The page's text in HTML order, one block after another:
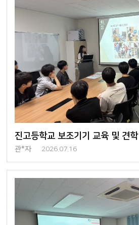
진고등학교 보조기기 교육 및 견학
관*자 2026.07.16